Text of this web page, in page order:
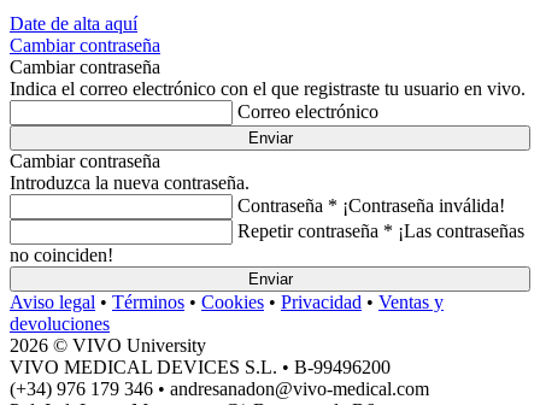
Date de alta aquí
Cambiar contraseña
Cambiar contraseña
Indica el correo electrónico con el que registraste tu usuario en vivo.
Correo electrónico
Enviar
Cambiar contraseña
Introduzca la nueva contraseña.
Contraseña * ¡Contraseña inválida!
Repetir contraseña * ¡Las contraseñas
no coinciden!
Enviar
Aviso legal • Términos • Cookies • Privacidad • Ventas y
devoluciones
2026 © VIVO University
VIVO MEDICAL DEVICES S.L. • B-99496200
(+34) 976 179 346 • andresanadon@vivo-medical.com